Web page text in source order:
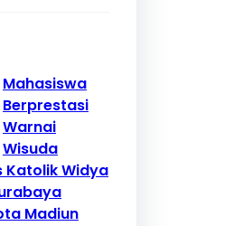
Mahasiswa
Berprestasi
Warnai
Wisuda
Katolik Widya
Madiun